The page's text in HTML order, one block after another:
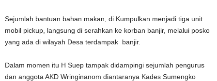
Sejumlah bantuan bahan makan, di Kumpulkan menjadi tiga unit
mobil pickup, langsung di serahkan ke korban banjir, melalui posko
yang ada di wilayah Desa terdampak banjir.
Dalam momen itu H Suep tampak didampingi sejumlah pengurus
dan anggota AKD Wringinanom diantaranya Kades Sumengko